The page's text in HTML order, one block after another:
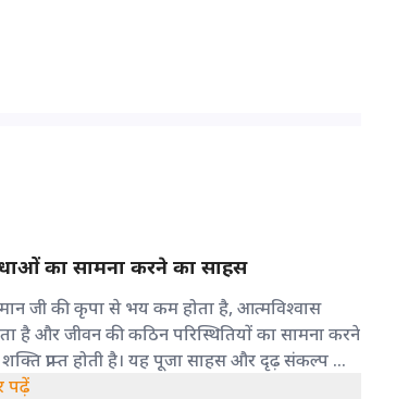
का सामना करने का साहस
जी की कृपा से भय कम होता है, आत्मविश्वास
है और जीवन की कठिन परिस्थितियों का सामना करने
प्राप्त होती है। यह पूजा साहस और दृढ़ संकल्प को
करने वाली मानी जाती है।
पढ़ें